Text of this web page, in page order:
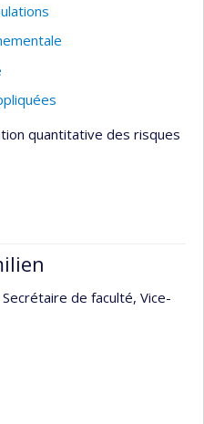
quantitative des risques
de faculté, Vice-